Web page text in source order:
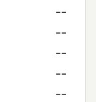
--
--
--
--
--